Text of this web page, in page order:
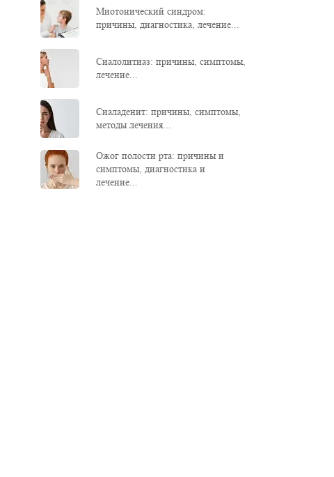
Миотонический синдром:
причины, диагностика, лечение...
Сиалолитиаз: причины, симптомы,
лечение...
Сиаладенит: причины, симптомы,
методы лечения...
Ожог полости рта: причины и
симптомы, диагностика и
лечение...